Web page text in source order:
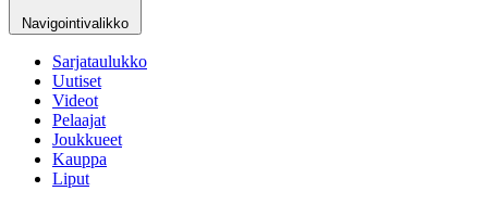
Navigointivalikko
Sarjataulukko
Uutiset
Videot
Pelaajat
Joukkueet
Kauppa
Liput